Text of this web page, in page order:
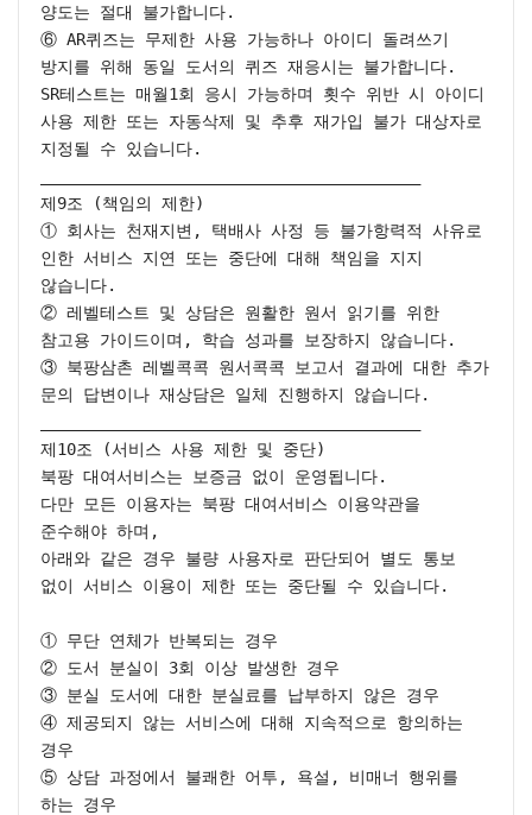
양도는 절대 불가합니다.
⑥ AR퀴즈는 무제한 사용 가능하나 아이디 돌려쓰기
방지를 위해 동일 도서의 퀴즈 재응시는 불가합니다.
SR테스트는 매월1회 응시 가능하며 횟수 위반 시 아이디
사용 제한 또는 자동삭제 및 추후 재가입 불가 대상자로
지정될 수 있습니다.
제9조 (책임의 제한)
① 회사는 천재지변, 택배사 사정 등 불가항력적 사유로
인한 서비스 지연 또는 중단에 대해 책임을 지지
않습니다.
② 레벨테스트 및 상담은 원활한 원서 읽기를 위한
참고용 가이드이며, 학습 성과를 보장하지 않습니다.
③ 북팡삼촌 레벨콕콕 원서콕콕 보고서 결과에 대한 추가
문의 답변이나 재상담은 일체 진행하지 않습니다.
제10조 (서비스 사용 제한 및 중단)
북팡 대여서비스는 보증금 없이 운영됩니다.
다만 모든 이용자는 북팡 대여서비스 이용약관을
준수해야 하며,
아래와 같은 경우 불량 사용자로 판단되어 별도 통보
없이 서비스 이용이 제한 또는 중단될 수 있습니다.
① 무단 연체가 반복되는 경우
② 도서 분실이 3회 이상 발생한 경우
③ 분실 도서에 대한 분실료를 납부하지 않은 경우
④ 제공되지 않는 서비스에 대해 지속적으로 항의하는
경우
⑤ 상담 과정에서 불쾌한 어투, 욕설, 비매너 행위를
하는 경우